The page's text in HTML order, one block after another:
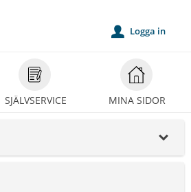
SJÄLVSERVICE MINA SIDOR
_
u Logga in